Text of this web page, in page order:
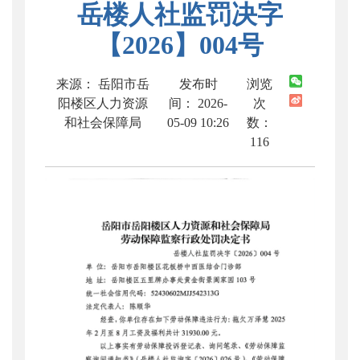
岳楼人社监罚决字
【2026】004号
来源： 岳阳市岳
阳楼区人力资源
和社会保障局
发布时
间： 2026-
05-09 10:26
浏览
次
数：
116